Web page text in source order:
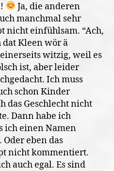
Ja, die anderen
manchmal sehr
nicht einfühlsam. “Ach,
dat Kleen wör ä
witzig, weil es
ist, aber leider
Ich muss
schon Kinder
das Geschlecht nicht
Dann habe ich
ich einen Namen
Oder eben das
nicht kommentiert.
auch egal. Es sind